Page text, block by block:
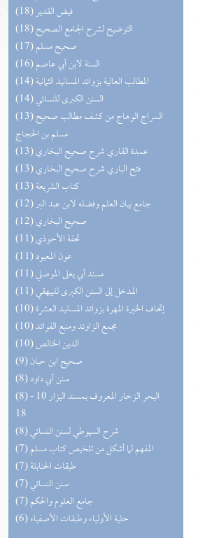
(18) فيض القدير
(18) التوضيح لشرح الجامع الصحيح
(17) صحيح مسلم
(16) السنة لابن أبي عاصم
(14) المطالب العالية بزوائد المسانيد الثمانية
(14) السنن الكبرى للنسائي
(13) السراج الوهاج من كشف مطالب صحيح
مسلم بن الحجاج
(13) عمدة القاري شرح صحيح البخاري
(13) فتح الباري شرح صحيح البخاري
(13) كتاب الشريعة
(12) جامع بيان العلم وفضله لابن عبد البر
(12) صحيح البخاري
(11) تحفة الأحوذي
(11) عون المعبود
(11) مسند أبي يعلى الموصلي
(11) المدخل إلى السنن الكبرى للبيهقي
(10) إتحاف الخيرة المهرة بزوائد المسانيد العشرة
(10) مجمع الزاوئد ومنبع الفوائد
(10) الدين الخالص
(9) صحيح ابن حبان
(8) سنن أبي داود
(8) البحر الزخار المعروف بمسند البزار 10 -
18
(8) شرح السيوطي لسنن النسائي
(7) المفهم لما أشكل من تلخيص كتاب مسلم
(7) طبقات الحنابلة
(7) سنن النسائي
(7) جامع العلوم والحكم
(6) حلية الأولياء وطبقات الأصفياء